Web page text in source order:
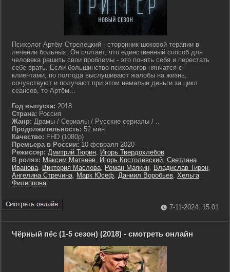
Психолог Артём Стрелецкий - сторонник шоковой терапии в
лечении больных. Он считает, что единственный способ для
человека решить свои проблемы - это понять себя и перестать
себе врать. Если большинство психологов нянчатся с
клиентами, по полгода выслушивают жалобы на жизнь,
сочувствуют и получают при этом немалые деньги за цикл
сеансов, то Артём...
Год выпуска: 2018
Страна: Россия
Жанр: Драмы / Сериалы / Русские сериалы / ..
Продолжительность: 52 мин
Качество: FHD (1080p)
Премьера в России: 10 февраля 2020
Режиссер: Дмитрий Тюрин, Игорь Твердохлебов
В ролях: Максим Матвеев, Игорь Костолевский, Светлана
Иванова, Виктория Маслова, Роман Маякин, Владислав Тирон,
Ангелина Стречина, Марк Юсеф, Даниил Воробьев, Хельга
Филиппова
7-11-2024, 15:01
Чёрный пёс (1-5 сезон) (2018) - смотреть онлайн